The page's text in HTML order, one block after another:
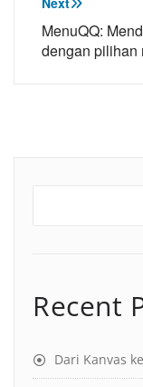
MenuQQ:
dengan pilihan
Recent
Dari Kanvas